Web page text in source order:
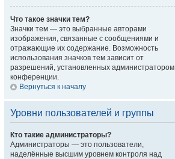
Что такое значки тем?
Значки тем — это выбранные авторами
изображения, связанные с сообщениями и
отражающие их содержание. Возможность
использования значков тем зависит от
разрешений, установленных администратором
конференции.
Вернуться к началу
Уровни пользователей и группы
Кто такие администраторы?
Администраторы — это пользователи,
наделённые высшим уровнем контроля над